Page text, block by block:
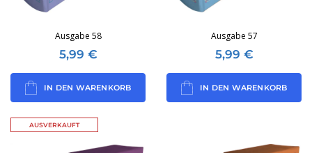
Ausgabe 58
5,99 €
IN DEN WARENKORB
Ausgabe 57
5,99 €
IN DEN WARENKORB
AUSVERKAUFT